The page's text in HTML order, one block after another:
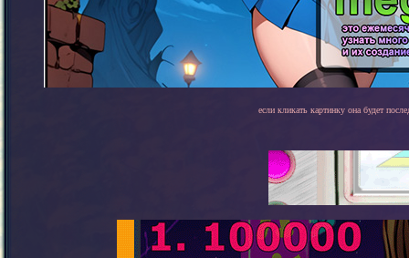
если кликать картинку она будет